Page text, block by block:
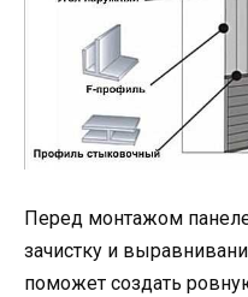
Перед монтажом
зачистку и
поможет создать